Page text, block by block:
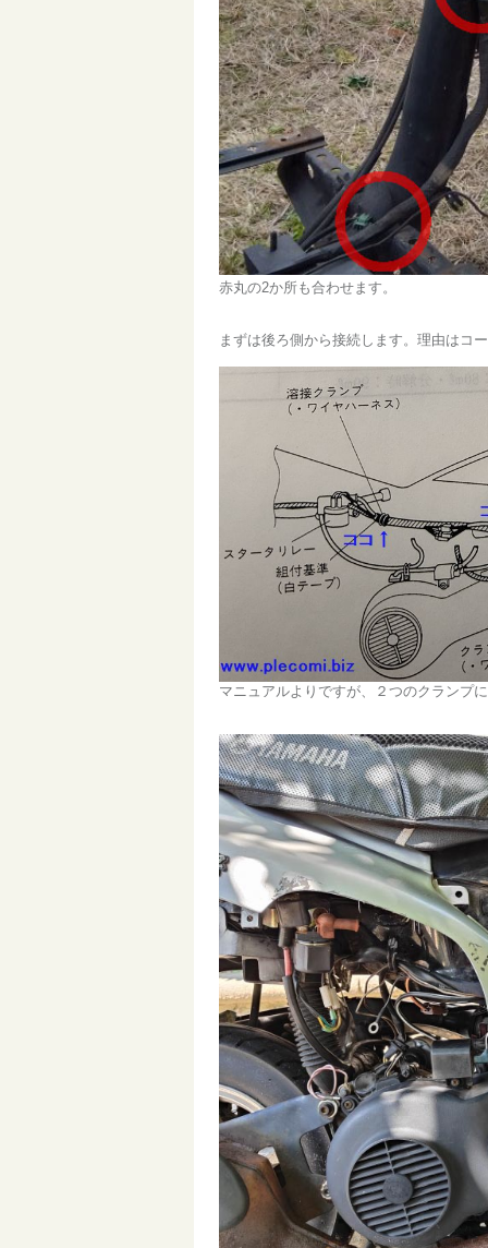
赤丸の2か所も合わせます。
まずは後ろ側から接続します。理由はコ
マニュアルよりですが、２つのクランプ